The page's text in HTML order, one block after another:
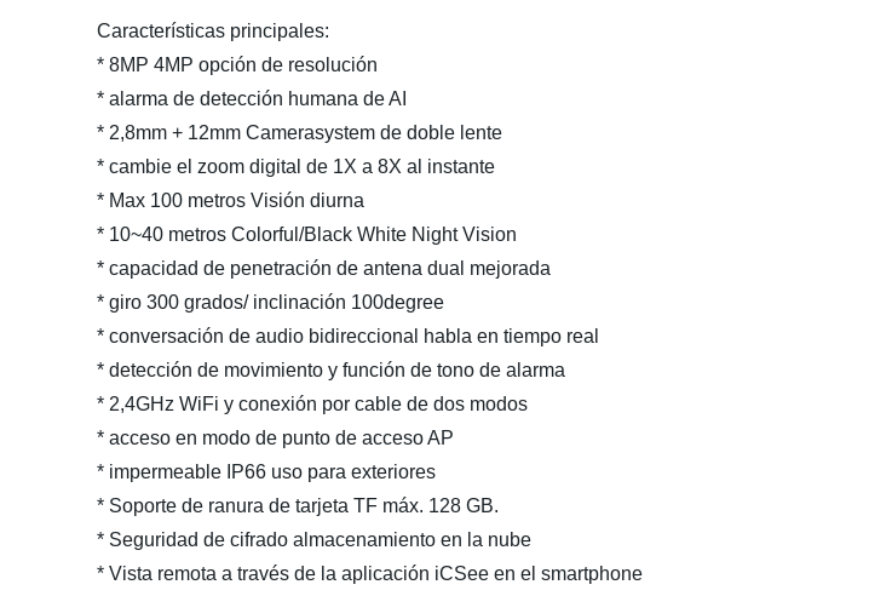
Características principales:
* 8MP 4MP opción de resolución
* alarma de detección humana de AI
* 2,8mm + 12mm Camerasystem de doble lente
* cambie el zoom digital de 1X a 8X al instante
* Max 100 metros Visión diurna
* 10~40 metros Colorful/Black White Night Vision
* capacidad de penetración de antena dual mejorada
* giro 300 grados/ inclinación 100degree
* conversación de audio bidireccional habla en tiempo real
* detección de movimiento y función de tono de alarma
* 2,4GHz WiFi y conexión por cable de dos modos
* acceso en modo de punto de acceso AP
* impermeable IP66 uso para exteriores
* Soporte de ranura de tarjeta TF máx. 128 GB.
* Seguridad de cifrado almacenamiento en la nube
* Vista remota a través de la aplicación iCSee en el smartphone